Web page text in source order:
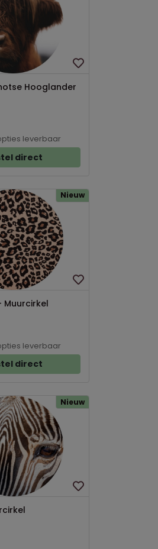
Hooglander
leverbaar
direct
Nieuw
Muurcirkel
leverbaar
direct
Nieuw